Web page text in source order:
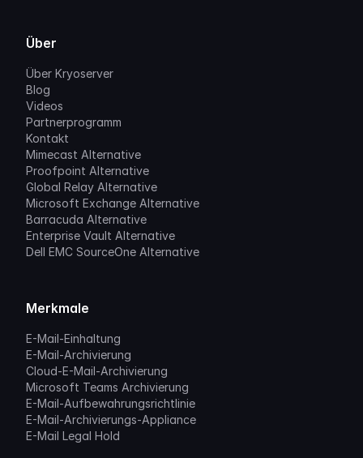
Über
Über Kryoserver
Blog
Videos
Partnerprogramm
Kontakt
Mimecast Alternative
Proofpoint Alternative
Global Relay Alternative
Microsoft Exchange Alternative
Barracuda Alternative
Enterprise Vault Alternative
Dell EMC SourceOne Alternative
Merkmale
E-Mail-Einhaltung
E-Mail-Archivierung
Cloud-E-Mail-Archivierung
Microsoft Teams Archivierung
E-Mail-Aufbewahrungsrichtlinie
E-Mail-Archivierungs-Appliance
E-Mail Legal Hold